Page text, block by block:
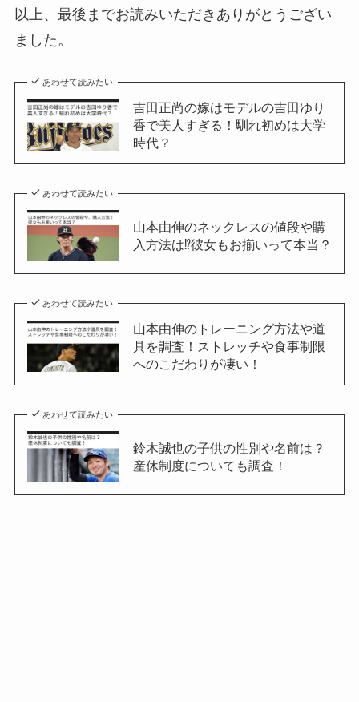
以上、最後までお読みいただきありがとうござい
ました。
あわせて読みたい
吉田正尚の嫁はモデルの吉田ゆり
香で美人すぎる！馴れ初めは大学
時代？
あわせて読みたい
山本由伸のネックレスの値段や購
入方法は⁉︎彼女もお揃いって本当？
あわせて読みたい
山本由伸のトレーニング方法や道
具を調査！ストレッチや食事制限
へのこだわりが凄い！
あわせて読みたい
鈴木誠也の子供の性別や名前は？
産休制度についても調査！